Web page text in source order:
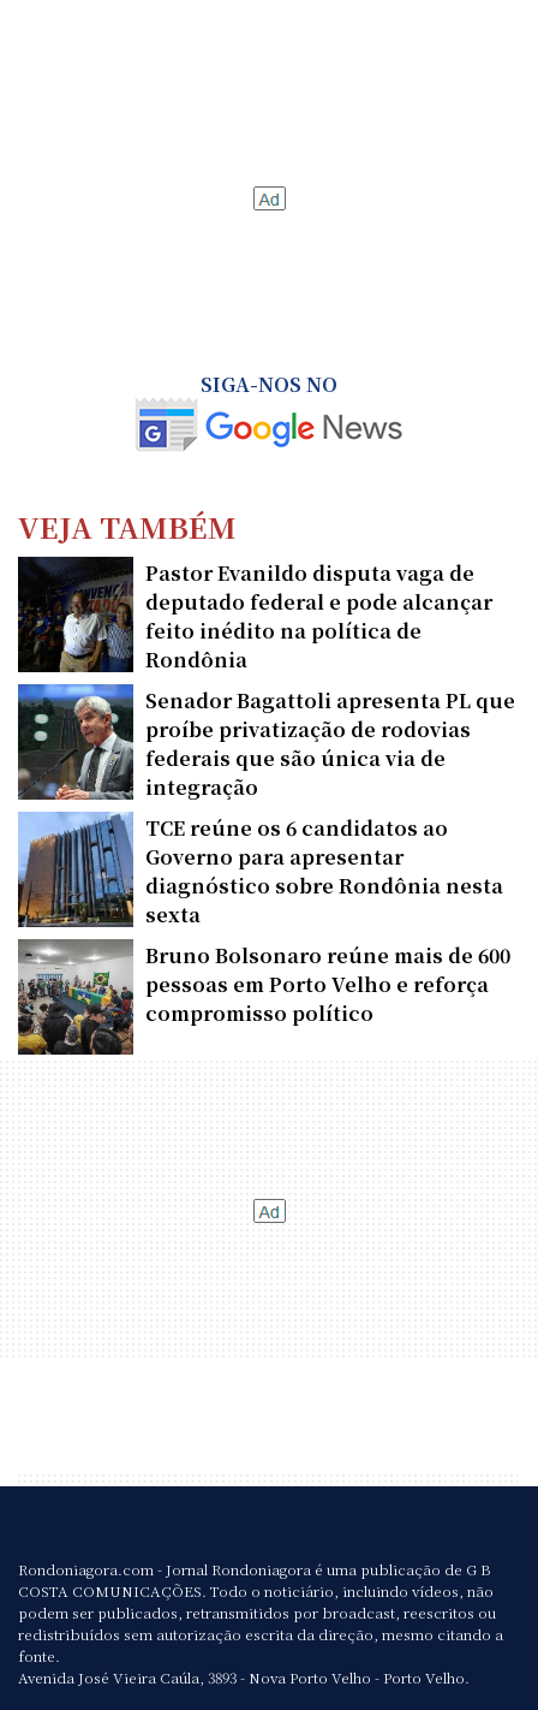
SIGA-NOS NO
VEJA TAMBÉM
Pastor Evanildo disputa vaga de
deputado federal e pode alcançar
feito inédito na política de
Rondônia
Senador Bagattoli apresenta PL que
proíbe privatização de rodovias
federais que são única via de
integração
TCE reúne os 6 candidatos ao
Governo para apresentar
diagnóstico sobre Rondônia nesta
sexta
Bruno Bolsonaro reúne mais de 600
pessoas em Porto Velho e reforça
compromisso político
Rondoniagora.com - Jornal Rondoniagora é uma publicação de G B
COSTA COMUNICAÇÕES. Todo o noticiário, incluindo vídeos, não
podem ser publicados, retransmitidos por broadcast, reescritos ou
redistribuídos sem autorização escrita da direção, mesmo citando a
fonte.
Avenida José Vieira Caúla, 3893 - Nova Porto Velho - Porto Velho.